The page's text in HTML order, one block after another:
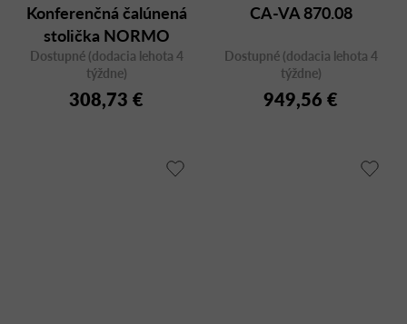
Konferenčná čalúnená
stolička NORMO
500HC SP na
kolieskach, s
podrúčkami
Dostupné (dodacia lehota 4
týždne)
308,73 €
CA-VA 870.08
Dostupné (dodacia lehota 4
týždne)
949,56 €